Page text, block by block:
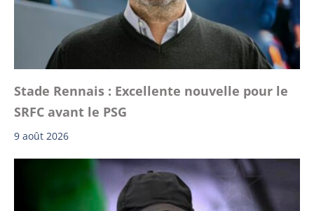
Stade Rennais : Excellente nouvelle pour le
SRFC avant le PSG
9 août 2026